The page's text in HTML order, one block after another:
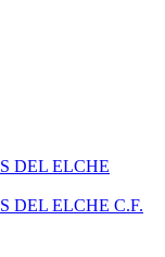
DEL ELCHE
DEL ELCHE C.F.